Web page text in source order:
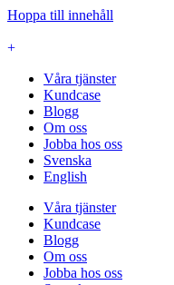
Hoppa till innehåll
+
Våra tjänster
Kundcase
Blogg
Om oss
Jobba hos oss
Svenska
English
Våra tjänster
Kundcase
Blogg
Om oss
Jobba hos oss